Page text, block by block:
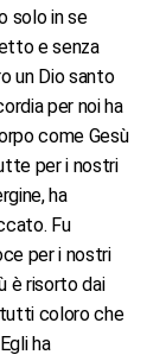
solo in se
e senza
un Dio santo
per noi ha
come Gesù
per i nostri
ha
Fu
per i nostri
è risorto dai
coloro che
ha